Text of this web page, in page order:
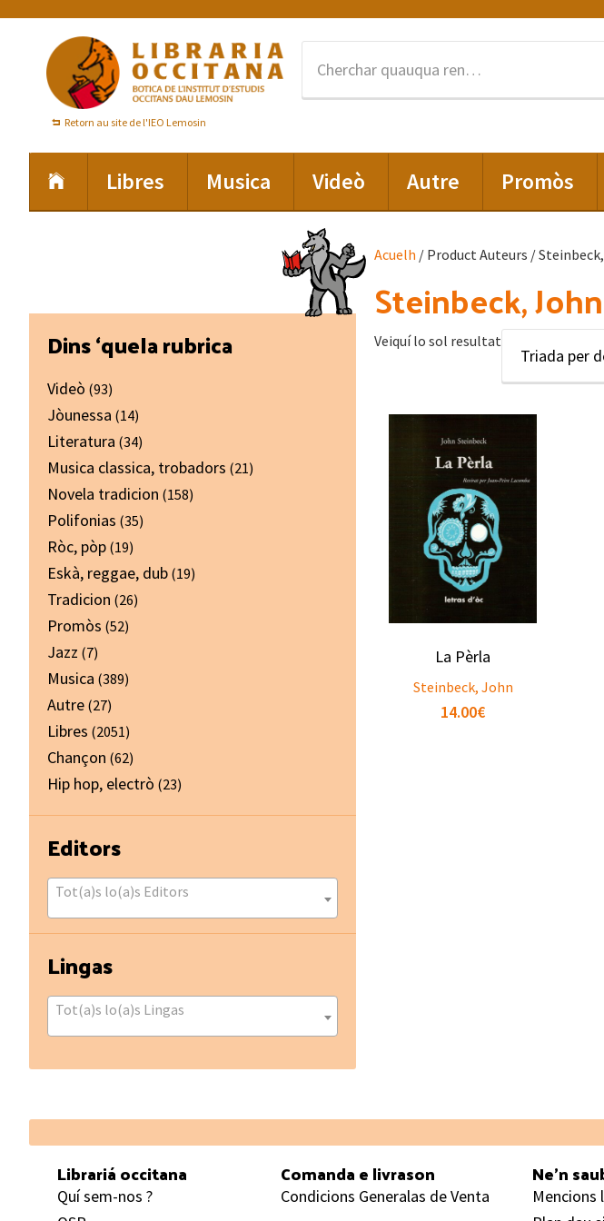
primary
navigation
content
Retorn au site de l'IEO Lemosin
:
Libres Musica Videò Autre Promòs
Acuelh / Product Auteurs /
Steinbeck, John
Veiquí lo sol resultat
La Pèrla
Steinbeck, John
14.00€
Primary
Sidebar
Dins ‘quela rubrica
Videò (93)
Jòunessa (14)
Literatura (34)
Musica classica, trobadors (21)
Novela tradicion (158)
Polifonias (35)
Ròc, pòp (19)
Eskà, reggae, dub (19)
Tradicion (26)
Promòs (52)
Jazz (7)
Musica (389)
Autre (27)
Libres (2051)
Chançon (62)
Hip hop, electrò (23)
Editors
Tot(a)s lo(a)s Editors
Lingas
Tot(a)s lo(a)s Lingas
Footer
Librariá occitana
Quí sem-nos ?
Comanda e livrason
Condicions Generalas de Venta
Ne’n
Mencions